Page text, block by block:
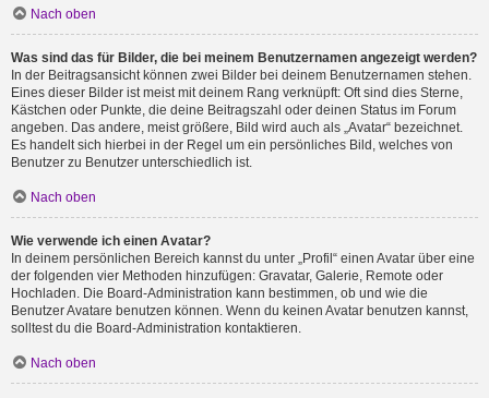
Nach oben
Was sind das für Bilder, die bei meinem Benutzernamen angezeigt werden?
In der Beitragsansicht können zwei Bilder bei deinem Benutzernamen stehen.
Eines dieser Bilder ist meist mit deinem Rang verknüpft: Oft sind dies Sterne,
Kästchen oder Punkte, die deine Beitragszahl oder deinen Status im Forum
angeben. Das andere, meist größere, Bild wird auch als „Avatar“ bezeichnet.
Es handelt sich hierbei in der Regel um ein persönliches Bild, welches von
Benutzer zu Benutzer unterschiedlich ist.
Nach oben
Wie verwende ich einen Avatar?
In deinem persönlichen Bereich kannst du unter „Profil“ einen Avatar über eine
der folgenden vier Methoden hinzufügen: Gravatar, Galerie, Remote oder
Hochladen. Die Board-Administration kann bestimmen, ob und wie die
Benutzer Avatare benutzen können. Wenn du keinen Avatar benutzen kannst,
solltest du die Board-Administration kontaktieren.
Nach oben